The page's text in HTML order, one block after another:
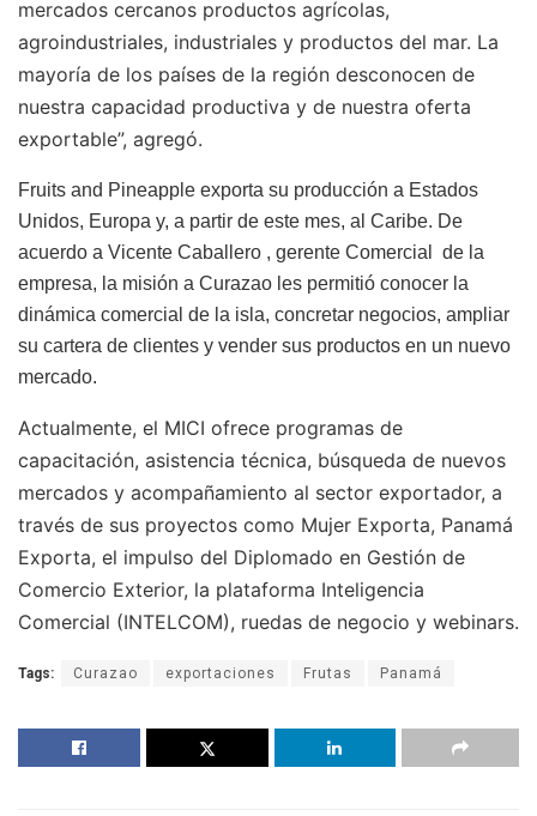
mercados cercanos productos agrícolas,
agroindustriales, industriales y productos del mar. La
mayoría de los países de la región desconocen de
nuestra capacidad productiva y de nuestra oferta
exportable”, agregó.
Fruits and Pineapple exporta su producción a Estados
Unidos, Europa y, a partir de este mes, al Caribe. De
acuerdo a Vicente Caballero , gerente Comercial de la
empresa, la misión a Curazao les permitió conocer la
dinámica comercial de la isla, concretar negocios, ampliar
su cartera de clientes y vender sus productos en un nuevo
mercado.
Actualmente, el MICI ofrece programas de
capacitación, asistencia técnica, búsqueda de nuevos
mercados y acompañamiento al sector exportador, a
través de sus proyectos como Mujer Exporta, Panamá
Exporta, el impulso del Diplomado en Gestión de
Comercio Exterior, la plataforma Inteligencia
Comercial (INTELCOM), ruedas de negocio y webinars.
Tags: Curazao exportaciones Frutas Panamá